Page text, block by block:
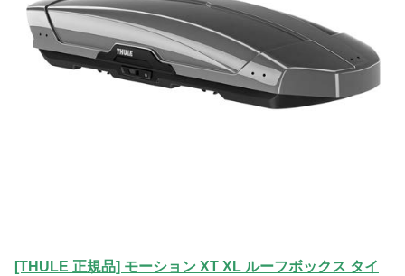
[THULE 正規品] モーション XT XL ルーフボックス タイ